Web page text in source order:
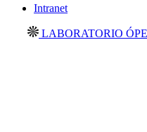
Intranet
LABORATORIO